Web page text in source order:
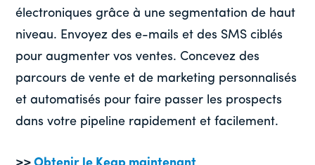
électroniques grâce à une segmentation de haut
niveau. Envoyez des e-mails et des SMS ciblés
pour augmenter vos ventes. Concevez des
parcours de vente et de marketing personnalisés
et automatisés pour faire passer les prospects
dans votre pipeline rapidement et facilement.